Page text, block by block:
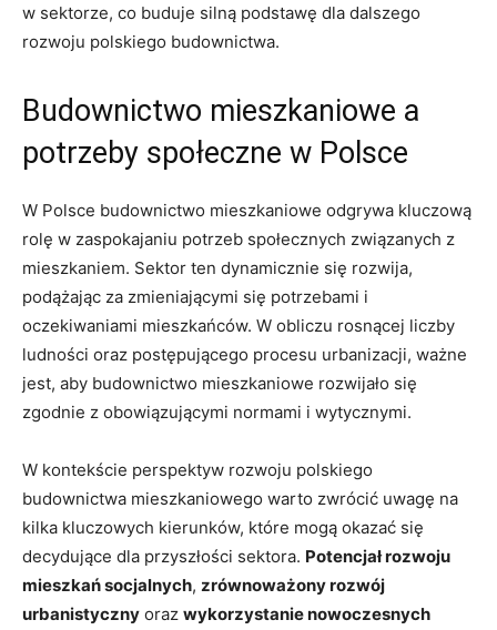
⁣w sektorze,‍ co‍ buduje silną podstawę dla dalszego
rozwoju polskiego budownictwa.
Budownictwo mieszkaniowe ⁢a
potrzeby społeczne w Polsce
W Polsce budownictwo mieszkaniowe odgrywa ⁣kluczową
rolę w zaspokajaniu potrzeb społecznych związanych‍ z
mieszkaniem. Sektor ten dynamicznie się rozwija,
podążając za zmieniającymi się potrzebami i
oczekiwaniami mieszkańców. W ⁢obliczu ⁣rosnącej liczby
ludności oraz postępującego procesu urbanizacji, ⁤ważne
jest, aby budownictwo mieszkaniowe rozwijało ⁤się
zgodnie z ​obowiązującymi normami i wytycznymi.
W kontekście ⁤perspektyw ‌rozwoju polskiego
budownictwa mieszkaniowego warto zwrócić uwagę na
kilka kluczowych kierunków, które mogą okazać się
decydujące dla przyszłości sektora. Potencjał rozwoju
mieszkań socjalnych, zrównoważony rozwój
urbanistyczny oraz wykorzystanie nowoczesnych